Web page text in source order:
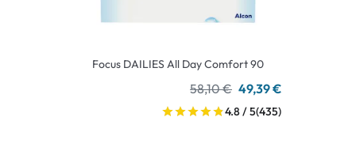
Focus DAILIES All Day Comfort 90
58,10 € 49,39 €
4.8 / 5(435)